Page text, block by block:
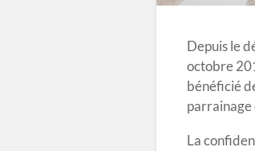
Depuis le
octobre
bénéficié
parrainage
La